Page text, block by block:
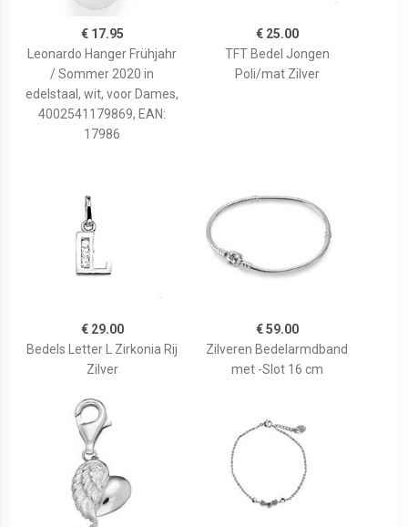
€ 17.95
Leonardo Hanger Frühjahr
/ Sommer 2020 in
edelstaal, wit, voor Dames,
4002541179869, EAN:
17986
€ 25.00
TFT Bedel Jongen
Poli/mat Zilver
€ 29.00
Bedels Letter L Zirkonia Rij
Zilver
€ 59.00
Zilveren Bedelarmdband
met -Slot 16 cm